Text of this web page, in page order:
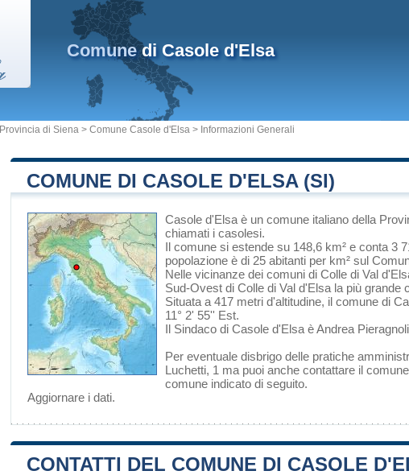
Comunedi Casole d'Elsa
Provincia di Siena > Comune Casole d'Elsa > Informazioni Generali
COMUNE DI CASOLE D'ELSA (SI)
Casole d'Elsa è un comune italiano della
chiamati i casolesi.
Il comune si estende su 148,6 km² e conta 3
popolazione è di 25 abitanti per km² sul
Nelle vicinanze dei comuni di Colle di Val
Sud-Ovest di Colle di Val d'Elsa la più grande
Situata a 417 metri d'altitudine, il comune di
11° 2' 55'' Est.
Il Sindaco di Casole d'Elsa è Andrea
Per eventuale disbrigo delle pratiche
Luchetti, 1 ma puoi anche contattare il
comune indicato di seguito.
Aggiornare i dati.
CONTATTI DEL COMUNE DI CASOLE